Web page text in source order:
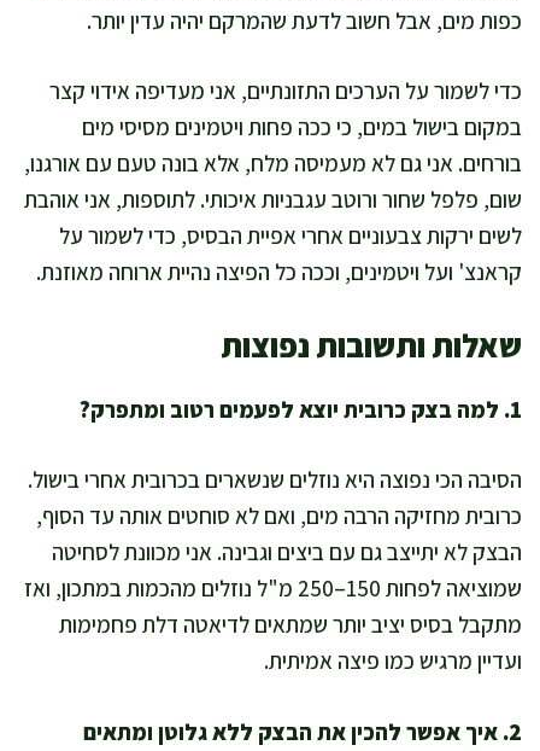
כפות מים, אבל חשוב לדעת שהמרקם יהיה עדין יותר.
כדי לשמור על הערכים התזונתיים, אני מעדיפה אידוי קצר
במקום בישול במים, כי ככה פחות ויטמינים מסיסי מים
בורחים. אני גם לא מעמיסה מלח, אלא בונה טעם עם אורגנו,
שום, פלפל שחור ורוטב עגבניות איכותי. לתוספות, אני אוהבת
לשים ירקות צבעוניים אחרי אפיית הבסיס, כדי לשמור על
קראנצ' ועל ויטמינים, וככה כל הפיצה נהיית ארוחה מאוזנת.
שאלות ותשובות נפוצות
1. למה בצק כרובית יוצא לפעמים רטוב ומתפרק?
הסיבה הכי נפוצה היא נוזלים שנשארים בכרובית אחרי בישול.
כרובית מחזיקה הרבה מים, ואם לא סוחטים אותה עד הסוף,
הבצק לא יתייצב גם עם ביצים וגבינה. אני מכוונת לסחיטה
שמוציאה לפחות 150–250 מ"ל נוזלים מהכמות במתכון, ואז
מתקבל בסיס יציב יותר שמתאים לדיאטה דלת פחמימות
ועדיין מרגיש כמו פיצה אמיתית.
2. איך אפשר להכין את הבצק ללא גלוטן ומתאים